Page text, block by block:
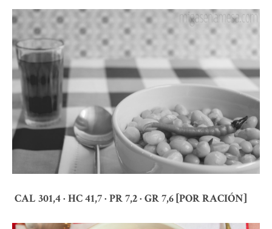
CAL 301,4 · HC 41,7 · PR 7,2 · GR 7,6 [POR RACIÓN]